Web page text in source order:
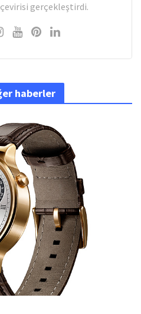
çevirisi gerçekleştirdi.
haberler